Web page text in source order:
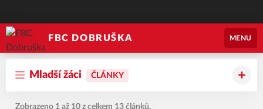
FBC DOBRUŠKA MENU
Mladší žáci ČLÁNKY
Zobrazeno 1 až 10 z celkem 13 článků.